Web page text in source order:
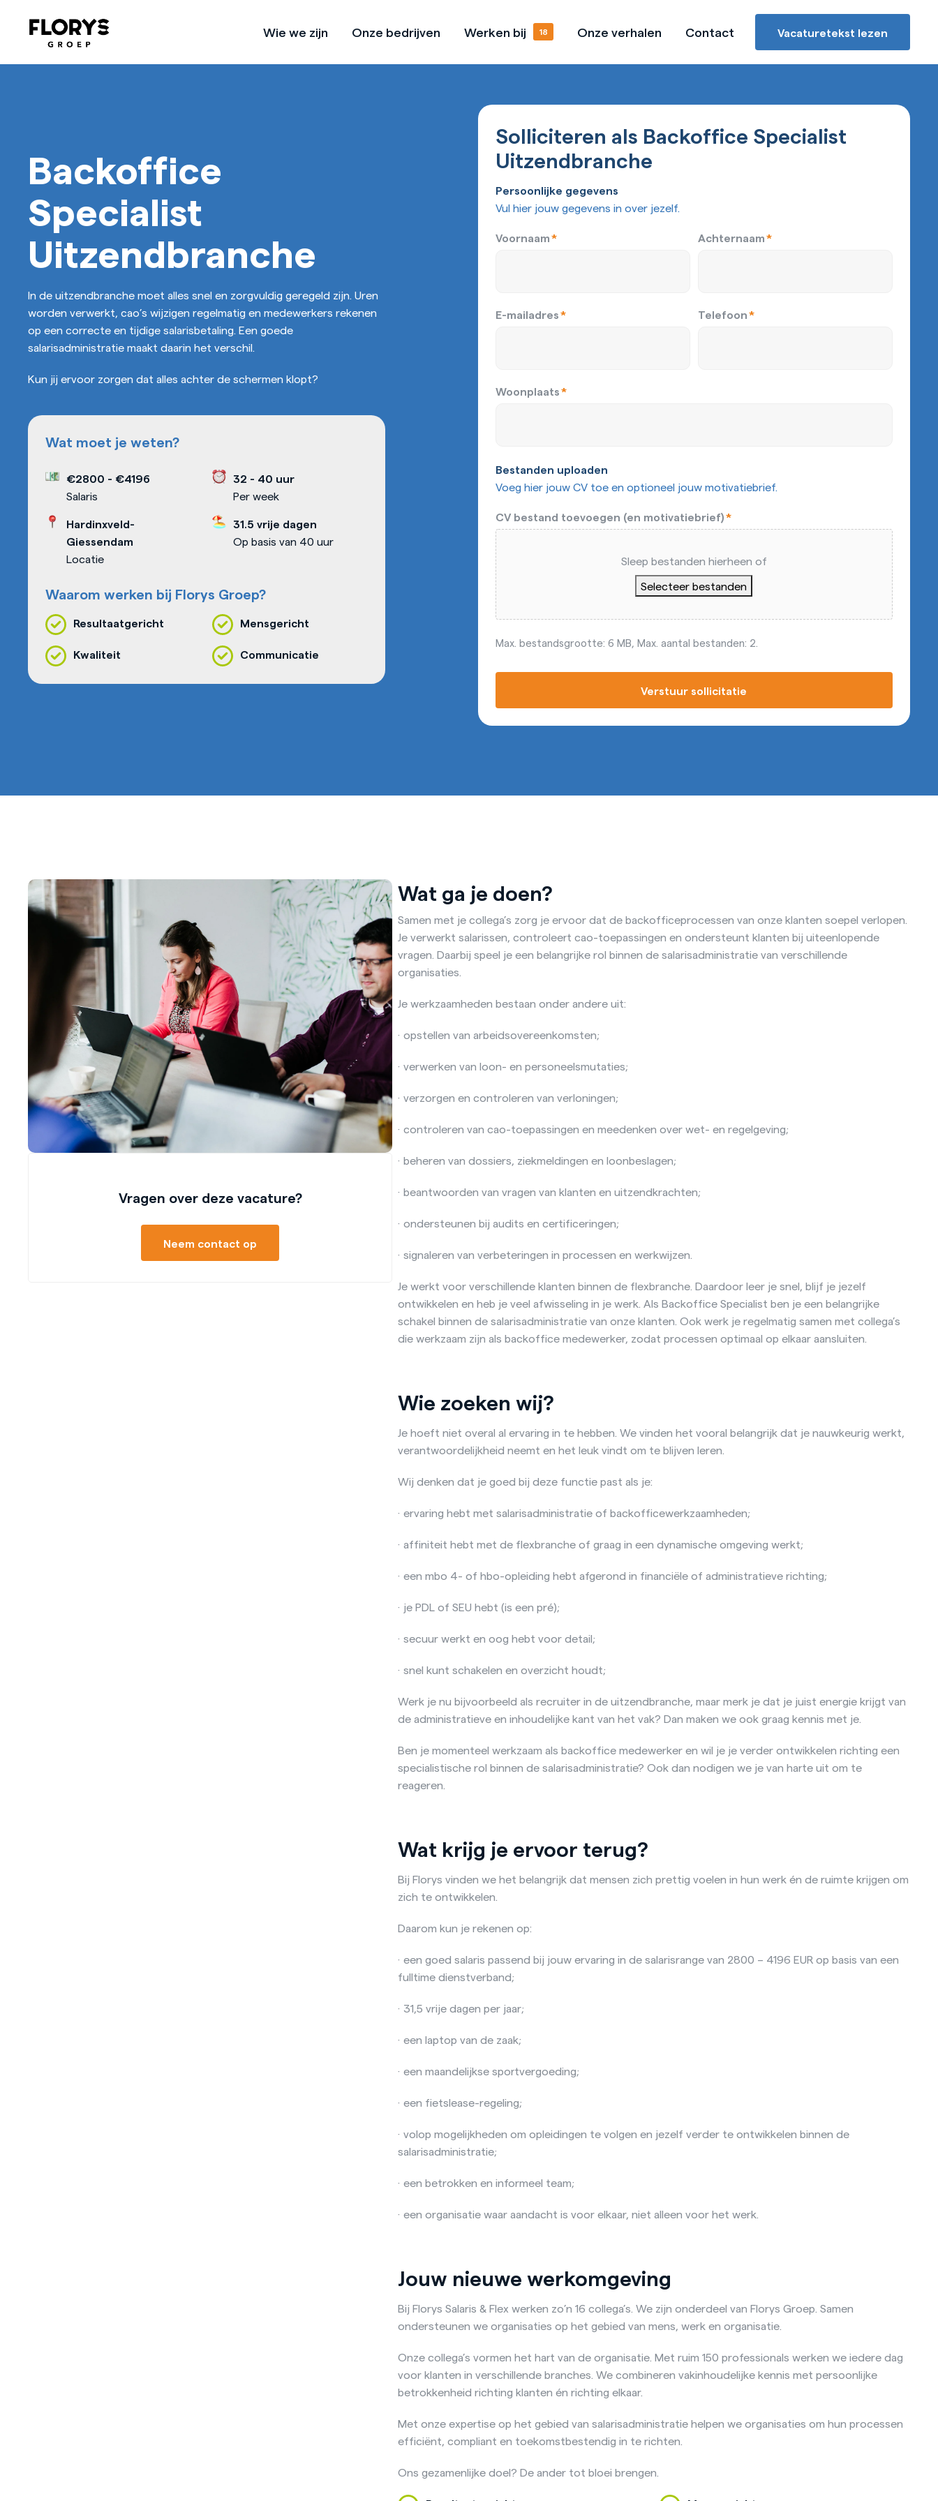
Wie we zijn Onze bedrijven Werken bij Onze verhalen Contact Vacaturetekst lezen
Backoffice
Specialist
Uitzendbranche
In de uitzendbranche moet alles snel en zorgvuldig geregeld zijn. Uren
worden verwerkt, cao’s wijzigen regelmatig en medewerkers rekenen
op een correcte en tijdige salarisbetaling. Een goede
salarisadministratie maakt daarin het verschil.
Kun jij ervoor zorgen dat alles achter de schermen klopt?
Wat moet je weten?
€2800 - €4196
Salaris
32 - 40 uur
Per week
Hardinxveld-
Giessendam
Locatie
31.5 vrije dagen
Op basis van 40 uur
Waarom werken bij Florys Groep?
Resultaatgericht Mensgericht
Kwaliteit Communicatie
Solliciteren als Backoffice Specialist
Uitzendbranche
Persoonlijke gegevens
Vul hier jouw gegevens in over jezelf.
Voornaam* Achternaam*
E-mailadres* Telefoon*
Woonplaats*
Bestanden uploaden
Voeg hier jouw CV toe en optioneel jouw motivatiebrief.
CV bestand toevoegen (en motivatiebrief)*
Sleep bestanden hierheen of
Selecteer bestanden
Max. bestandsgrootte: 6 MB, Max. aantal bestanden: 2.
Verstuur sollicitatie
Vragen over deze vacature?
Neem contact op
Wat ga je doen?
Samen met je collega’s zorg je ervoor dat de backofficeprocessen van onze klanten soepel verlopen.
Je verwerkt salarissen, controleert cao-toepassingen en ondersteunt klanten bij uiteenlopende
vragen. Daarbij speel je een belangrijke rol binnen de salarisadministratie van verschillende
organisaties.
Je werkzaamheden bestaan onder andere uit:
· opstellen van arbeidsovereenkomsten;
· verwerken van loon- en personeelsmutaties;
· verzorgen en controleren van verloningen;
· controleren van cao-toepassingen en meedenken over wet- en regelgeving;
· beheren van dossiers, ziekmeldingen en loonbeslagen;
· beantwoorden van vragen van klanten en uitzendkrachten;
· ondersteunen bij audits en certificeringen;
· signaleren van verbeteringen in processen en werkwijzen.
Je werkt voor verschillende klanten binnen de flexbranche. Daardoor leer je snel, blijf je jezelf
ontwikkelen en heb je veel afwisseling in je werk. Als Backoffice Specialist ben je een belangrijke
schakel binnen de salarisadministratie van onze klanten. Ook werk je regelmatig samen met collega’s
die werkzaam zijn als backoffice medewerker, zodat processen optimaal op elkaar aansluiten.
Wie zoeken wij?
Je hoeft niet overal al ervaring in te hebben. We vinden het vooral belangrijk dat je nauwkeurig werkt,
verantwoordelijkheid neemt en het leuk vindt om te blijven leren.
Wij denken dat je goed bij deze functie past als je:
· ervaring hebt met salarisadministratie of backofficewerkzaamheden;
· affiniteit hebt met de flexbranche of graag in een dynamische omgeving werkt;
· een mbo 4- of hbo-opleiding hebt afgerond in financiële of administratieve richting;
· je PDL of SEU hebt (is een pré);
· secuur werkt en oog hebt voor detail;
· snel kunt schakelen en overzicht houdt;
Werk je nu bijvoorbeeld als recruiter in de uitzendbranche, maar merk je dat je juist energie krijgt van
de administratieve en inhoudelijke kant van het vak? Dan maken we ook graag kennis met je.
Ben je momenteel werkzaam als backoffice medewerker en wil je je verder ontwikkelen richting een
specialistische rol binnen de salarisadministratie? Ook dan nodigen we je van harte uit om te
reageren.
Wat krijg je ervoor terug?
Bij Florys vinden we het belangrijk dat mensen zich prettig voelen in hun werk én de ruimte krijgen om
zich te ontwikkelen.
Daarom kun je rekenen op:
· een goed salaris passend bij jouw ervaring in de salarisrange van 2800 – 4196 EUR op basis van een
fulltime dienstverband;
· 31,5 vrije dagen per jaar;
· een laptop van de zaak;
· een maandelijkse sportvergoeding;
· een fietslease-regeling;
· volop mogelijkheden om opleidingen te volgen en jezelf verder te ontwikkelen binnen de
salarisadministratie;
· een betrokken en informeel team;
· een organisatie waar aandacht is voor elkaar, niet alleen voor het werk.
Jouw nieuwe werkomgeving
Bij Florys Salaris & Flex werken zo’n 16 collega’s. We zijn onderdeel van Florys Groep. Samen
ondersteunen we organisaties op het gebied van mens, werk en organisatie.
Onze collega’s vormen het hart van de organisatie. Met ruim 150 professionals werken we iedere dag
voor klanten in verschillende branches. We combineren vakinhoudelijke kennis met persoonlijke
betrokkenheid richting klanten én richting elkaar.
Met onze expertise op het gebied van salarisadministratie helpen we organisaties om hun processen
efficiënt, compliant en toekomstbestendig in te richten.
Ons gezamenlijke doel? De ander tot bloei brengen.